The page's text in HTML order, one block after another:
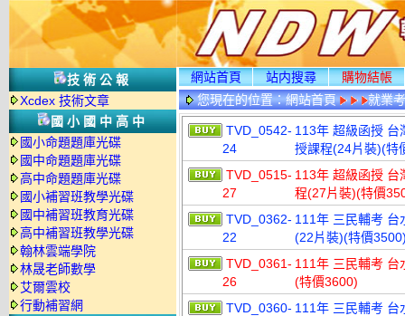
技術公報
Xcdex 技術文章
國小國中高中
國小命題題庫光碟
國中命題題庫光碟
高中命題題庫光碟
國小補習班教學光碟
國中補習班教育光碟
高中補習班教學光碟
翰林雲端學院
林晟老師數學
艾爾雲校
行動補習網
網站首頁 站内搜尋
購物結帳
您現在的位置：網站首頁 就業
TVD_0542-
24
113年 超級函授 台
授課程(24片裝)(特
TVD_0515-
27
113年 超級函授 台
程(27片裝)(特價
TVD_0362-
22
111年 三民輔考 台
(22片裝)(特價
TVD_0361-
26
111年 三民輔考 台
(特價3600)
TVD_0360- 111年 三民輔考 台